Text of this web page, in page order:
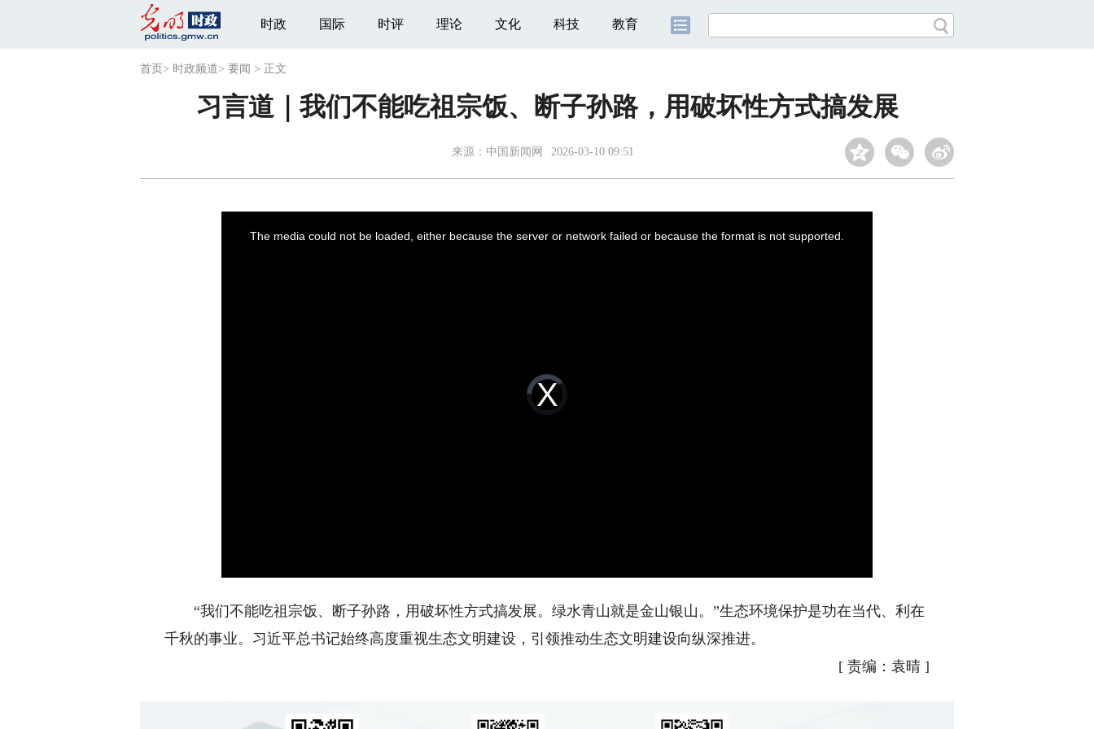
时政 国际 时评 理论 文化 科技 教育
首页 > 时政频道> 要闻 > 正文
习言道｜我们不能吃祖宗饭、断子孙路，用破坏性方式搞发展
来源： 中国新闻网 2026-03-10 09:51
Video
Player
loading.
The media could not be loaded, either because the server or network failed or because the format is not supported.
“我们不能吃祖宗饭、断子孙路，用破坏性方式搞发展。绿水青山就是金山银山。”生态环境保护是功在当代、利在
千秋的事业。习近平总书记始终高度重视生态文明建设，引领推动生态文明建设向纵深推进。
[ 责编：袁晴 ]